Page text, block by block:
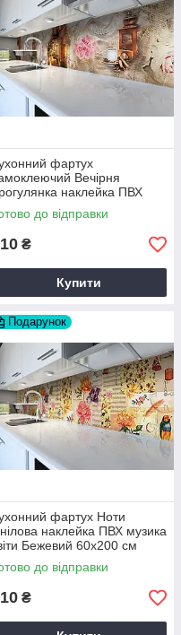
фартух
Вечірня
наклейка ПВХ
вінтаж троянди Happy
Z180335
до відправки
₴
Купити
Подарунок
фартух Ноти
наклейка ПВХ музика
Бежевий 60х200 см
Pocket Z180831
до відправки
₴